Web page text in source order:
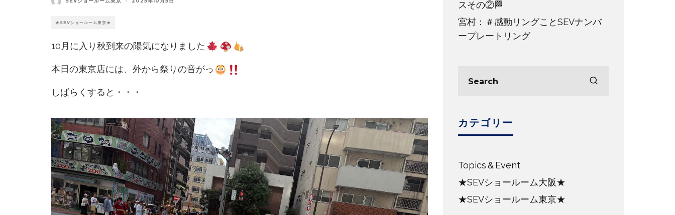
★SEVショールーム東京★
10月に入り秋到来の陽気になりました
本日の東京店には、外から祭りの音がっ
しばらくすると・・・
スその②🏁
宮村：＃感動リングことSEVナンバ
ープレートリング
カテゴリー
Topics＆Event
★SEVショールーム大阪★
★SEVショールーム東京★